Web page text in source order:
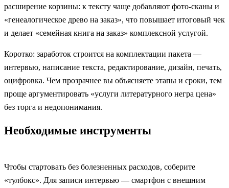
расширение корзины: к тексту чаще добавляют фото-сканы и
«генеалогическое древо на заказ», что повышает итоговый чек
и делает «семейная книга на заказ» комплексной услугой.
Коротко: заработок строится на комплектации пакета —
интервью, написание текста, редактирование, дизайн, печать,
оцифровка. Чем прозрачнее вы объясняете этапы и сроки, тем
проще аргументировать «услуги литературного негра цена»
без торга и недопонимания.
Необходимые инструменты
Чтобы стартовать без болезненных расходов, соберите
«тулбокс». Для записи интервью — смартфон с внешним